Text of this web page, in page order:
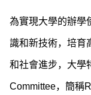
為實現大學的辦學
識和新技術，培育
和社會進步，大學
Committee，簡稱